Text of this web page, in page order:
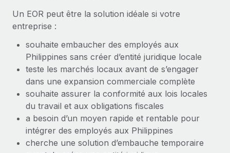
Mobilité et déménagement international
Organisez facilement le déménagement de vos
employés
Avantages sociaux
Gérez facilement les avantages sociaux
BLOG
Mises à jour des produits de Remote :
Intégrations Gusto et Xero et Gestion des
freelances Plus
Remote a toujours pour mission d'aider les entreprises de
toute taille à embaucher, gérer et payer...
En savoir plus
Comment Phiture gère ses 55 employés
Un EOR peut être la solution idéale si votre
entreprise :
souhaite embaucher des employés aux
Philippines sans créer d’entité juridique locale
teste les marchés locaux avant de s’engager
dans une expansion commerciale complète
souhaite assurer la conformité aux lois locales
du travail et aux obligations fiscales
a besoin d’un moyen rapide et rentable pour
intégrer des employés aux Philippines
cherche une solution d’embauche temporaire